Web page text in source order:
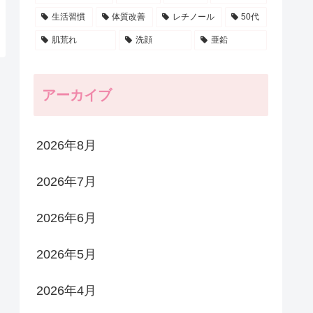
生活習慣 体質改善 レチノール 50代
肌荒れ 洗顔 亜鉛
アーカイブ
2026年8月
2026年7月
2026年6月
2026年5月
2026年4月